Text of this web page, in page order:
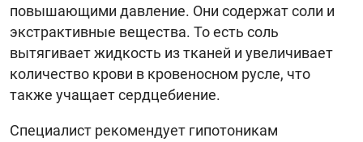
повышающими давление. Они содержат соли и
экстрактивные вещества. То есть соль
вытягивает жидкость из тканей и увеличивает
количество крови в кровеносном русле, что
также учащает сердцебиение.
Специалист рекомендует гипотоникам